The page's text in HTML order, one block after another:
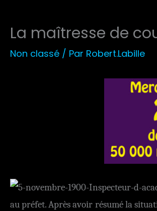
La maîtresse de
Non classé / Par Robert.Labille
au préfet. Après avoir résumé la